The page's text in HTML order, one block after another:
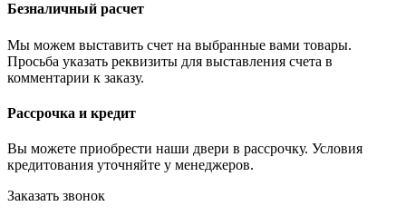
Безналичный расчет
Мы можем выставить счет на выбранные вами товары.
Просьба указать реквизиты для выставления счета в
комментарии к заказу.
Рассрочка и кредит
Вы можете приобрести наши двери в рассрочку. Условия
кредитования уточняйте у менеджеров.
Заказать звонок